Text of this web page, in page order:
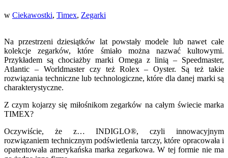
w Ciekawostki, Timex, Zegarki
Na przestrzeni dziesiątków lat powstały modele lub nawet całe
kolekcje zegarków, które śmiało można nazwać kultowymi.
Przykładem są chociażby marki Omega z linią – Speedmaster,
Atlantic – Worldmaster czy też Rolex – Oyster. Są też takie
rozwiązania techniczne lub technologiczne, które dla danej marki są
charakterystyczne.
Z czym kojarzy się miłośnikom zegarków na całym świecie marka
TIMEX?
Oczywiście, że z… INDIGLO®, czyli innowacyjnym
rozwiązaniem technicznym podświetlenia tarczy, które opracowała i
opatentowała amerykańska marka zegarkowa. W tej formie nie ma